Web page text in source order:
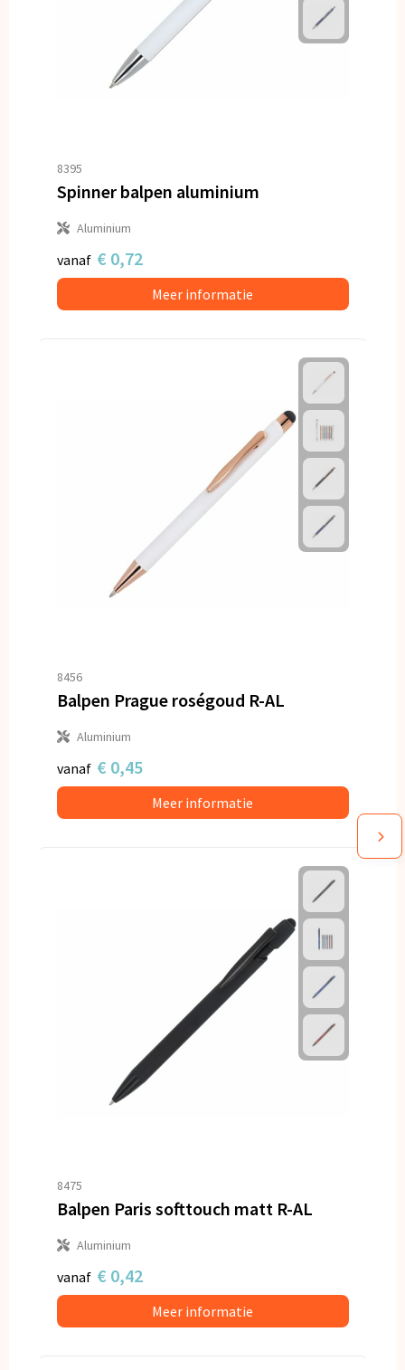
8395
Spinner balpen aluminium
Aluminium
vanaf € 0,72
Meer informatie
8456
Balpen Prague roségoud R-AL
Aluminium
vanaf € 0,45
Meer informatie
8475
Balpen Paris softtouch matt R-AL
Aluminium
vanaf € 0,42
Meer informatie